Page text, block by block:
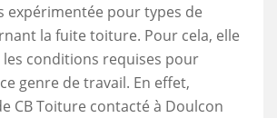
expérimentée pour types de
la fuite toiture. Pour cela, elle
conditions requises pour
genre de travail. En effet,
CB Toiture contacté à Doulcon